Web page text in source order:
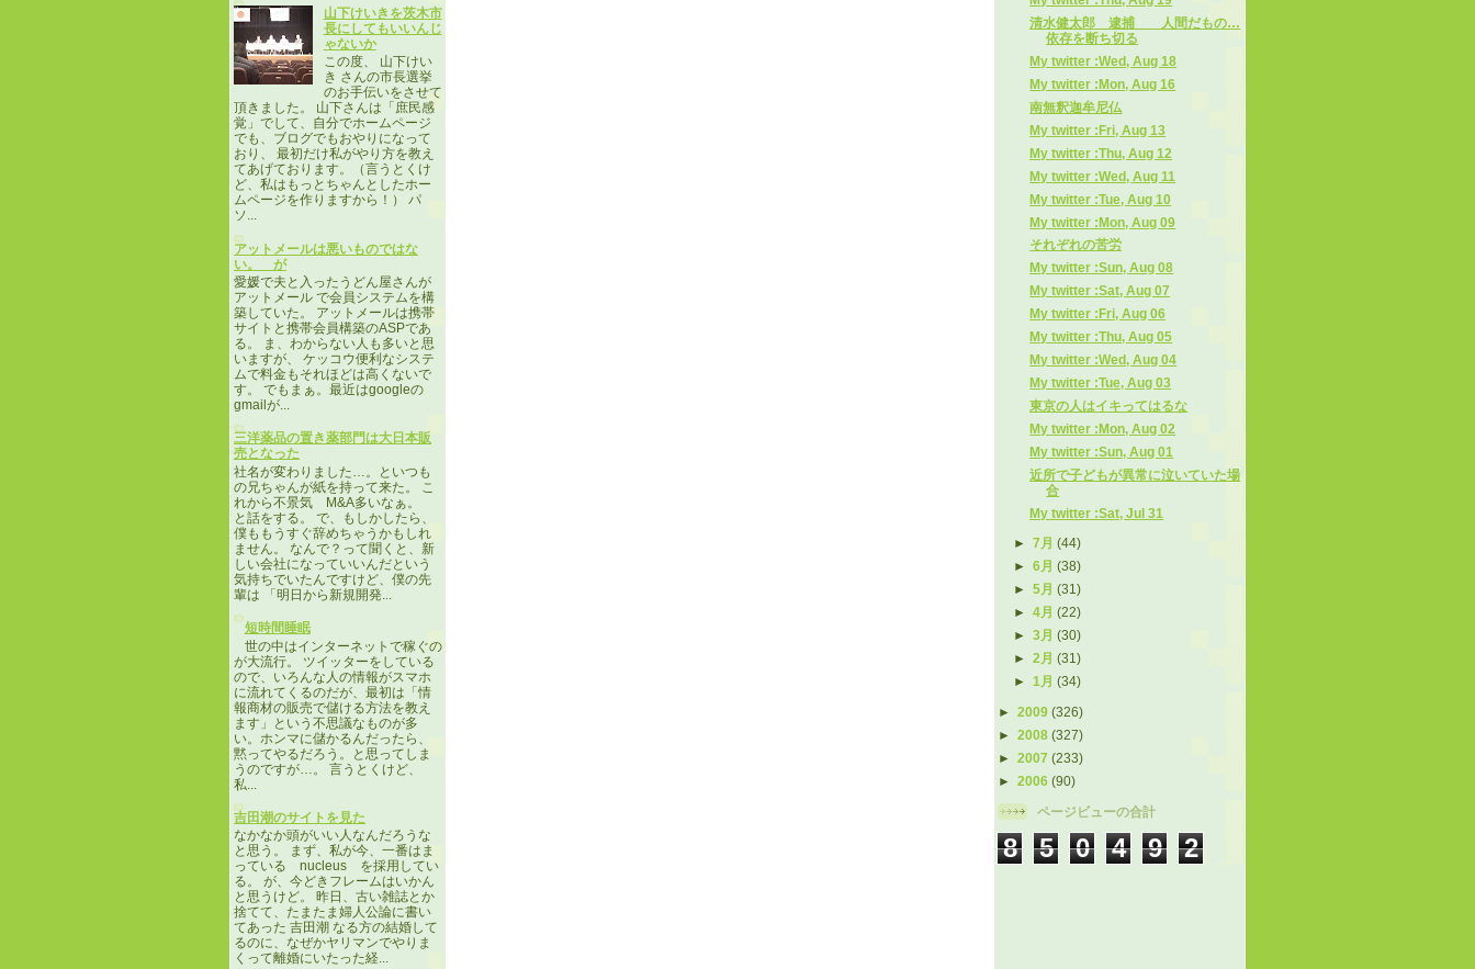
山下けいきを茨木市
長にしてもいいんじ
ゃないか
この度、 山下けい
き さんの市長選挙
のお手伝いをさせて
頂きました。 山下さんは「庶民感
覚」でして、自分でホームページ
でも、ブログでもおやりになって
おり、 最初だけ私がやり方を教え
てあげております。（言うとくけ
ど、私はもっとちゃんとしたホー
ムページを作りますから！） パ
ソ...
アットメールは悪いものではな
い。 が
愛媛で夫と入ったうどん屋さんが
アットメール で会員システムを構
築していた。 アットメールは携帯
サイトと携帯会員構築のASPであ
る。 ま、わからない人も多いと思
いますが、 ケッコウ便利なシステ
ムで料金もそれほどは高くないで
す。 でもまぁ。最近はgoogleの
gmailが...
三洋薬品の置き薬部門は大日本販
売となった
社名が変わりました…。といつも
の兄ちゃんが紙を持って来た。 こ
れから不景気 M&A多いなぁ。
と話をする。 で、もしかしたら、
僕ももうすぐ辞めちゃうかもしれ
ません。 なんで？って聞くと、新
しい会社になっていいんだという
気持ちでいたんですけど、僕の先
輩は 「明日から新規開発...
短時間睡眠
世の中はインターネットで稼ぐの
が大流行。 ツイッターをしている
ので、いろんな人の情報がスマホ
に流れてくるのだが、最初は「情
報商材の販売で儲ける方法を教え
ます」という不思議なものが多
い。ホンマに儲かるんだったら、
黙ってやるだろう。と思ってしま
うのですが…。 言うとくけど、
私...
吉田潮のサイトを見た
なかなか頭がいい人なんだろうな
と思う。 まず、私が今、一番はま
っている nucleus を採用してい
る。 が、今どきフレームはいかん
と思うけど。 昨日、古い雑誌とか
捨てて、たまたま婦人公論に書い
てあった 吉田潮 なる方の結婚して
るのに、なぜかヤリマンでやりま
くって離婚にいたった経...
清水健太郎 逮捕 人間だもの…
依存を断ち切る
My twitter :Wed, Aug 18
My twitter :Mon, Aug 16
南無釈迦牟尼仏
My twitter :Fri, Aug 13
My twitter :Thu, Aug 12
My twitter :Wed, Aug 11
My twitter :Tue, Aug 10
My twitter :Mon, Aug 09
それぞれの苦労
My twitter :Sun, Aug 08
My twitter :Sat, Aug 07
My twitter :Fri, Aug 06
My twitter :Thu, Aug 05
My twitter :Wed, Aug 04
My twitter :Tue, Aug 03
東京の人はイキってはるな
My twitter :Mon, Aug 02
My twitter :Sun, Aug 01
近所で子どもが異常に泣いていた場
合
My twitter :Sat, Jul 31
►7月(44)
►6月(38)
►5月(31)
►4月(22)
►3月(30)
►2月(31)
►1月(34)
► 2009 (326)
► 2008 (327)
► 2007 (233)
► 2006 (90)
ページビューの合計
8 5 0 4 9 2